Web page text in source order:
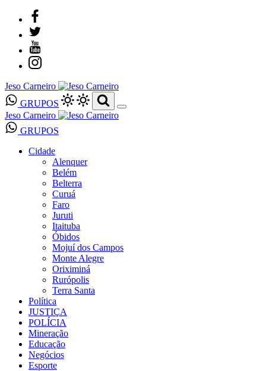
Jeso Carneiro
GRUPOS
Jeso Carneiro
GRUPOS
Cidade
Alenquer
Belém
Belterra
Curuá
Faro
Juruti
Itaituba
Óbidos
Mojuí dos Campos
Monte Alegre
Oriximiná
Rurópolis
Terra Santa
Política
JUSTIÇA
POLÍCIA
Mineração
Educação
Negócios
Esporte